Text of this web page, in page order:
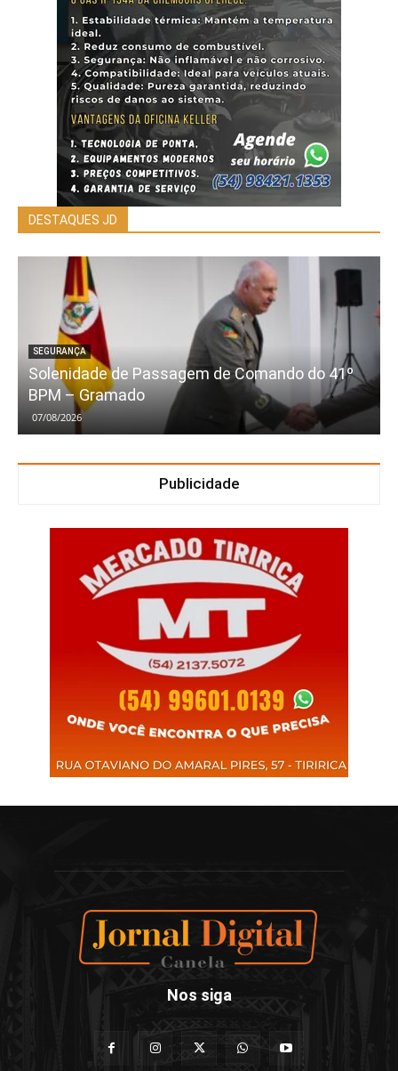
DESTAQUES JD
SEGURANÇA
Solenidade de Passagem de Comando do 41º
BPM – Gramado
07/08/2026
Publicidade
Nos siga